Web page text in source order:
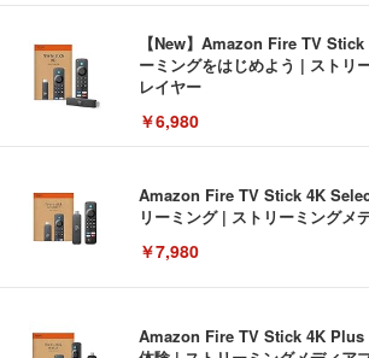
【New】Amazon Fire TV Stick
ーミングをはじめよう | ストリ
レイヤー
￥6,980
Amazon Fire TV Stick 4K
リーミング | ストリーミングメ
￥7,980
Amazon Fire TV Stick 4K Plus